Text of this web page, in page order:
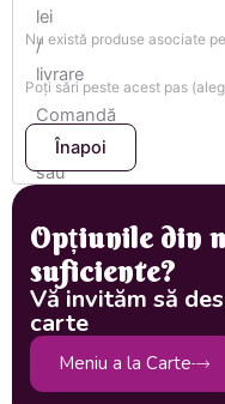
lei
/
livrare
Comandă
online
sau
telefon/
WhatsApp
la
0746
223
190
Nu există produse asociate
Poți sări peste acest pas
Înapoi
Opțiunile din
suficiente?
Vă invităm să
carte
Meniu a la Carte